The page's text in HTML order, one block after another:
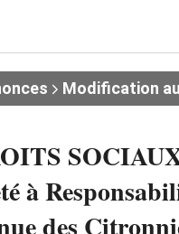
Modification
à
des